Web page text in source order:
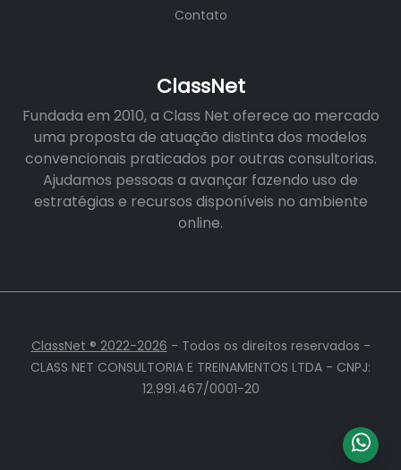
Contato
ClassNet
Fundada em 2010, a Class Net oferece ao mercado
uma proposta de atuação distinta dos modelos
convencionais praticados por outras consultorias.
Ajudamos pessoas a avançar fazendo uso de
estratégias e recursos disponíveis no ambiente
online.
ClassNet ® 2022-2026 - Todos os direitos reservados -
CLASS NET CONSULTORIA E TREINAMENTOS LTDA - CNPJ:
12.991.467/0001-20